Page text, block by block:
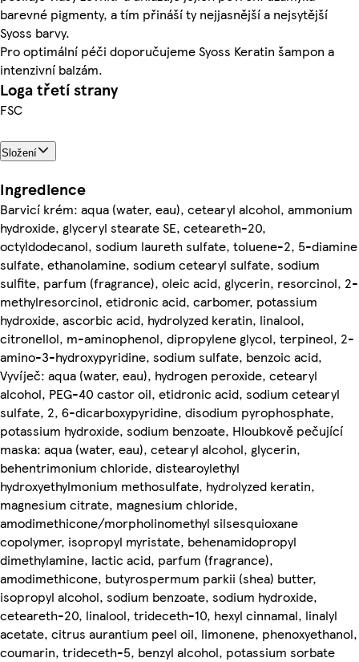
barevné pigmenty, a tím přináší ty nejjasnější a nejsytější
Syoss barvy.
Pro optimální péči doporučujeme Syoss Keratin šampon a
intenzivní balzám.
Loga třetí strany
FSC
Složení
Ingredience
Barvicí krém: aqua (water, eau), cetearyl alcohol, ammonium
hydroxide, glyceryl stearate SE, ceteareth-20,
octyldodecanol, sodium laureth sulfate, toluene-2, 5-diamine
sulfate, ethanolamine, sodium cetearyl sulfate, sodium
sulfite, parfum (fragrance), oleic acid, glycerin, resorcinol, 2-
methylresorcinol, etidronic acid, carbomer, potassium
hydroxide, ascorbic acid, hydrolyzed keratin, linalool,
citronellol, m-aminophenol, dipropylene glycol, terpineol, 2-
amino-3-hydroxypyridine, sodium sulfate, benzoic acid,
Vyvíječ: aqua (water, eau), hydrogen peroxide, cetearyl
alcohol, PEG-40 castor oil, etidronic acid, sodium cetearyl
sulfate, 2, 6-dicarboxypyridine, disodium pyrophosphate,
potassium hydroxide, sodium benzoate, Hloubkově pečující
maska: aqua (water, eau), cetearyl alcohol, glycerin,
behentrimonium chloride, distearoylethyl
hydroxyethylmonium methosulfate, hydrolyzed keratin,
magnesium citrate, magnesium chloride,
amodimethicone/morpholinomethyl silsesquioxane
copolymer, isopropyl myristate, behenamidopropyl
dimethylamine, lactic acid, parfum (fragrance),
amodimethicone, butyrospermum parkii (shea) butter,
isopropyl alcohol, sodium benzoate, sodium hydroxide,
ceteareth-20, linalool, trideceth-10, hexyl cinnamal, linalyl
acetate, citrus aurantium peel oil, limonene, phenoxyethanol,
coumarin, trideceth-5, benzyl alcohol, potassium sorbate